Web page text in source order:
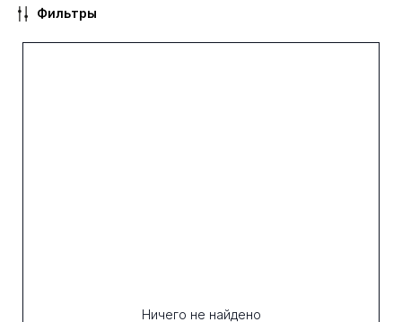
Фильтры
Ничего не найдено